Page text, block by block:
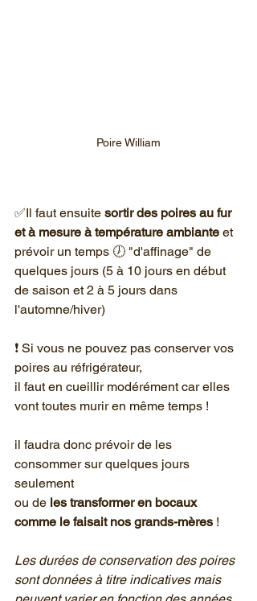
Poire William
✅Il faut ensuite sortir des poires au fur
et à mesure à température ambiante et
prévoir un temps 🕖 "d'affinage" de
quelques jours (5 à 10 jours en début
de saison et 2 à 5 jours dans
l'automne/hiver)
❗ Si vous ne pouvez pas conserver vos
poires au réfrigérateur,
il faut en cueillir modérément car elles
vont toutes murir en même temps !
il faudra donc prévoir de les
consommer sur quelques jours
seulement
ou de les transformer en bocaux
comme le faisait nos grands-mères !
Les durées de conservation des poires
sont données à titre indicatives mais